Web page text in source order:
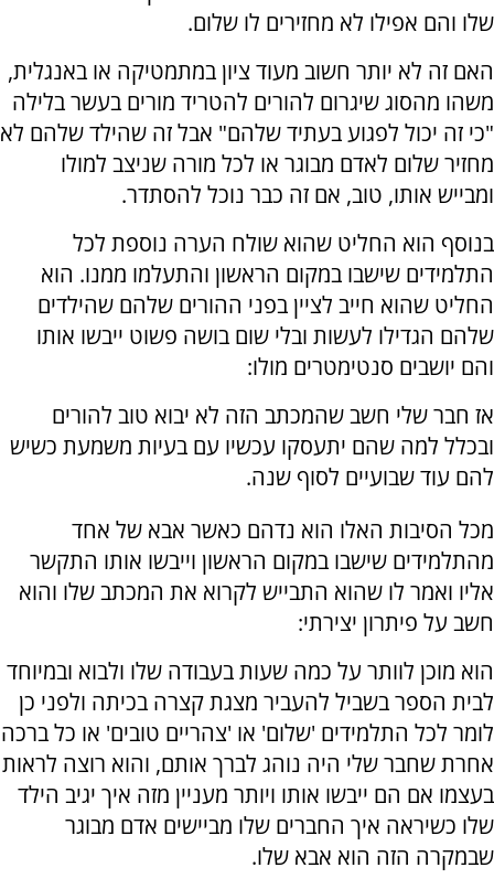
שלו והם אפילו לא מחזירים לו שלום.
האם זה לא יותר חשוב מעוד ציון במתמטיקה או באנגלית,
משהו מהסוג שיגרום להורים להטריד מורים בעשר בלילה
"כי זה יכול לפגוע בעתיד שלהם" אבל זה שהילד שלהם לא
מחזיר שלום לאדם מבוגר או לכל מורה שניצב למולו
ומבייש אותו, טוב, אם זה כבר נוכל להסתדר.
בנוסף הוא החליט שהוא שולח הערה נוספת לכל
התלמידים שישבו במקום הראשון והתעלמו ממנו. הוא
החליט שהוא חייב לציין בפני ההורים שלהם שהילדים
שלהם הגדילו לעשות ובלי שום בושה פשוט ייבשו אותו
והם יושבים סנטימטרים מולו:
אז חבר שלי חשב שהמכתב הזה לא יבוא טוב להורים
ובכלל למה שהם יתעסקו עכשיו עם בעיות משמעת כשיש
להם עוד שבועיים לסוף שנה.
מכל הסיבות האלו הוא נדהם כאשר אבא של אחד
מהתלמידים שישבו במקום הראשון וייבשו אותו התקשר
אליו ואמר לו שהוא התבייש לקרוא את המכתב שלו והוא
חשב על פיתרון יצירתי:
הוא מוכן לוותר על כמה שעות בעבודה שלו ולבוא ובמיוחד
לבית הספר בשביל להעביר מצגת קצרה בכיתה ולפני כן
לומר לכל התלמידים 'שלום' או 'צהריים טובים' או כל ברכה
אחרת שחבר שלי היה נוהג לברך אותם, והוא רוצה לראות
בעצמו אם הם ייבשו אותו ויותר מעניין מזה איך יגיב הילד
שלו כשיראה איך החברים שלו מביישים אדם מבוגר
שבמקרה הזה הוא אבא שלו.